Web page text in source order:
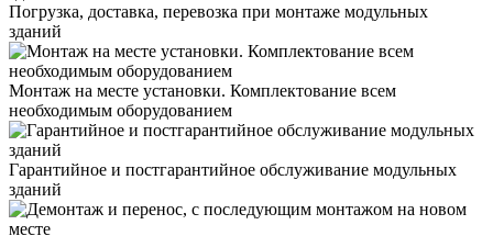
Погрузка, доставка, перевозка при монтаже модульных
зданий
Монтаж на месте установки. Комплектование всем
необходимым оборудованием
Гарантийное и постгарантийное обслуживание модульных
зданий